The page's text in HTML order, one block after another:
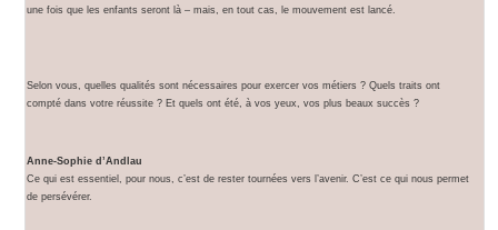
une fois que les enfants seront là – mais, en tout cas, le mouvement est lancé.
Selon vous, quelles qualités sont nécessaires pour exercer vos métiers ? Quels traits ont
compté dans votre réussite ? Et quels ont été, à vos yeux, vos plus beaux succès ?
Anne-Sophie d’Andlau
Ce qui est essentiel, pour nous, c’est de rester tournées vers l’avenir. C’est ce qui nous permet
de persévérer.